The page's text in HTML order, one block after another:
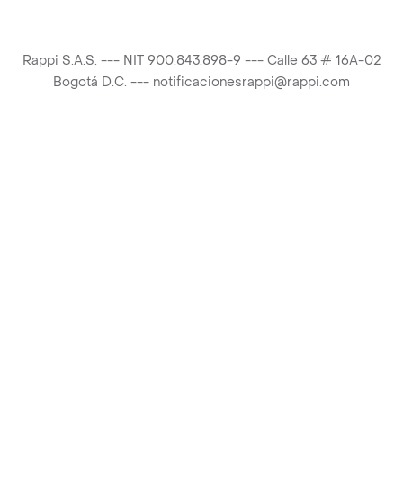
Rappi S.A.S. --- NIT 900.843.898-9 --- Calle 63 # 16A-02
Bogotá D.C. --- notificacionesrappi@rappi.com